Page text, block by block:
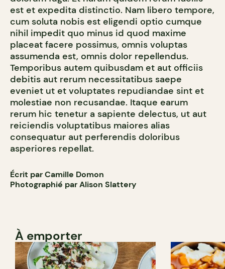
est et expedita distinctio. Nam libero tempore,
cum soluta nobis est eligendi optio cumque
nihil impedit quo minus id quod maxime
placeat facere possimus, omnis voluptas
assumenda est, omnis dolor repellendus.
Temporibus autem quibusdam et aut officiis
debitis aut rerum necessitatibus saepe
eveniet ut et voluptates repudiandae sint et
molestiae non recusandae. Itaque earum
rerum hic tenetur a sapiente delectus, ut aut
reiciendis voluptatibus maiores alias
consequatur aut perferendis doloribus
asperiores repellat.
Écrit par Camille Domon
Photographié par Alison Slattery
À emporter